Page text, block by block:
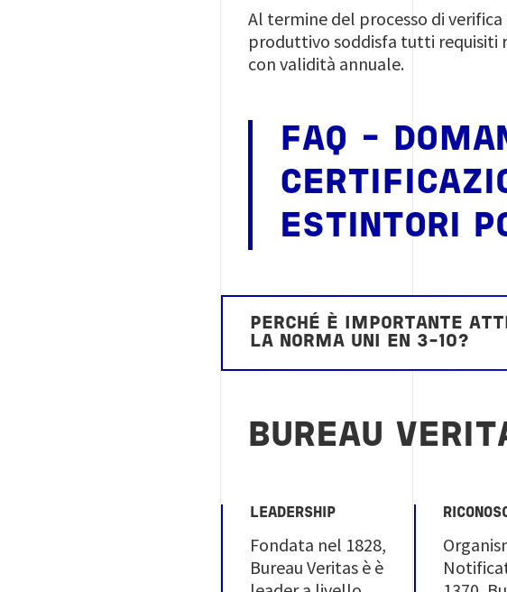
Al termine del processo di verifica
produttivo soddisfa tutti requisiti
con validità annuale.
FAQ -
ESTINTORI
PERCHÉ È IMPORTANTE
LA NORMA UNI EN 3-10?
BUREAU
LEADERSHIP
Fondata nel 1828,
Bureau Veritas è è